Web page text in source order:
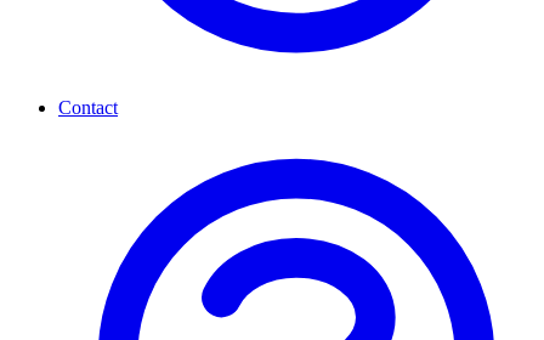
Contact